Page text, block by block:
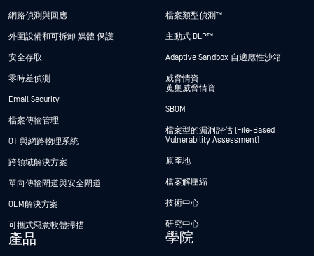
網路偵測與回應
外圍設備和可拆卸 媒體 保護
安全存取
零時差偵測
Email Security
檔案傳輸管理
OT 與網路物理系統
跨領域解決方案
單向傳輸閘道與安全閘道
OEM解決方案
可攜式惡意軟體掃描
產品
檔案類型偵測™
主動式 DLP™
Adaptive Sandbox 自適應性沙箱
威脅情資
蒐集威脅情資
SBOM
檔案型的漏洞評估 (File-Based
Vulnerability Assessment)
原產地
檔案解壓縮
技術中心
研究中心
學院